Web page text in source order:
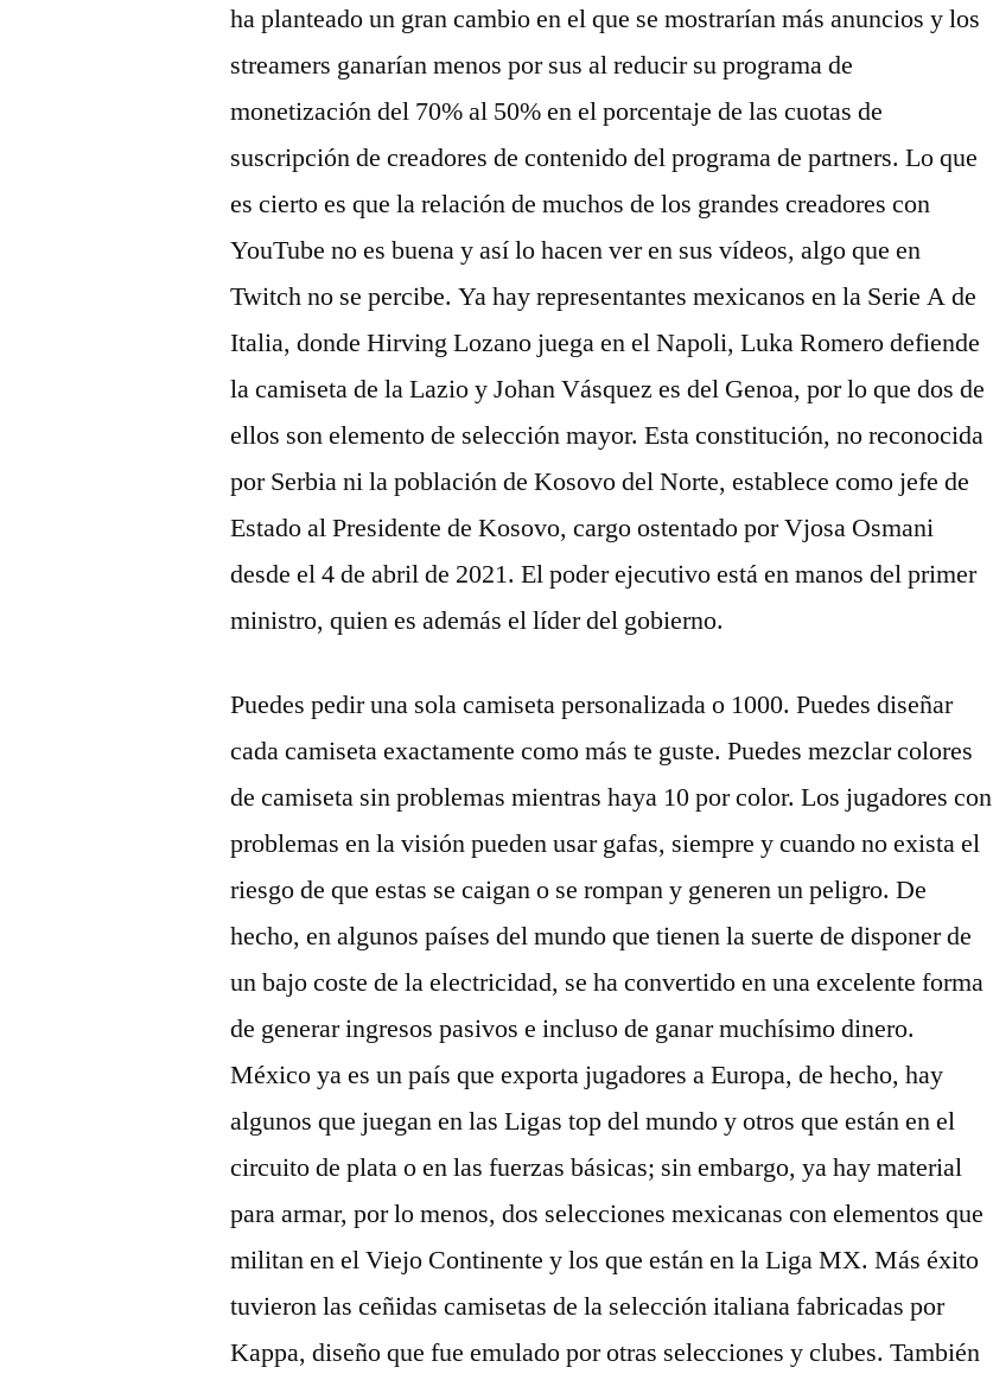
ha planteado un gran cambio en el que se mostrarían más anuncios y los
streamers ganarían menos por sus al reducir su programa de
monetización del 70% al 50% en el porcentaje de las cuotas de
suscripción de creadores de contenido del programa de partners. Lo que
es cierto es que la relación de muchos de los grandes creadores con
YouTube no es buena y así lo hacen ver en sus vídeos, algo que en
Twitch no se percibe. Ya hay representantes mexicanos en la Serie A de
Italia, donde Hirving Lozano juega en el Napoli, Luka Romero defiende
la camiseta de la Lazio y Johan Vásquez es del Genoa, por lo que dos de
ellos son elemento de selección mayor. Esta constitución, no reconocida
por Serbia ni la población de Kosovo del Norte, establece como jefe de
Estado al Presidente de Kosovo, cargo ostentado por Vjosa Osmani
desde el 4 de abril de 2021. El poder ejecutivo está en manos del primer
ministro, quien es además el líder del gobierno.
Puedes pedir una sola camiseta personalizada o 1000. Puedes diseñar
cada camiseta exactamente como más te guste. Puedes mezclar colores
de camiseta sin problemas mientras haya 10 por color. Los jugadores con
problemas en la visión pueden usar gafas, siempre y cuando no exista el
riesgo de que estas se caigan o se rompan y generen un peligro. De
hecho, en algunos países del mundo que tienen la suerte de disponer de
un bajo coste de la electricidad, se ha convertido en una excelente forma
de generar ingresos pasivos e incluso de ganar muchísimo dinero.
México ya es un país que exporta jugadores a Europa, de hecho, hay
algunos que juegan en las Ligas top del mundo y otros que están en el
circuito de plata o en las fuerzas básicas; sin embargo, ya hay material
para armar, por lo menos, dos selecciones mexicanas con elementos que
militan en el Viejo Continente y los que están en la Liga MX. Más éxito
tuvieron las ceñidas camisetas de la selección italiana fabricadas por
Kappa, diseño que fue emulado por otras selecciones y clubes. También